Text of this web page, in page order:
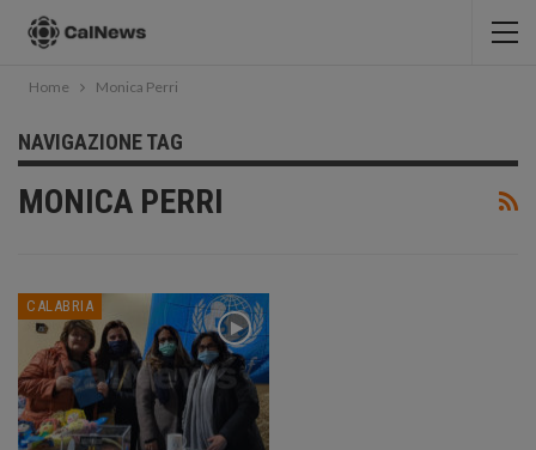
Home Monica Perri
NAVIGAZIONE TAG
MONICA PERRI
CALABRIA